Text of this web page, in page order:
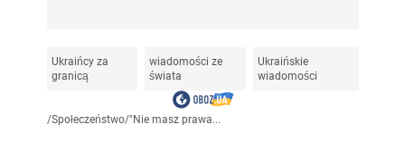
Ukraińcy za
granicą
wiadomości ze
świata
Ukraińskie
wiadomości
/Społeczeństwo/"Nie masz prawa...